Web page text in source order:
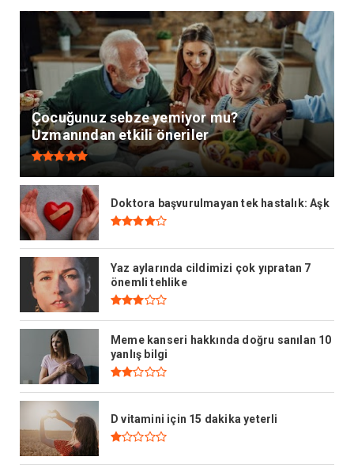
Çocuğunuz sebze yemiyor mu?
Uzmanından etkili öneriler
Doktora başvurulmayan tek hastalık: Aşk
Yaz aylarında cildimizi çok yıpratan 7
önemli tehlike
Meme kanseri hakkında doğru sanılan 10
yanlış bilgi
D vitamini için 15 dakika yeterli